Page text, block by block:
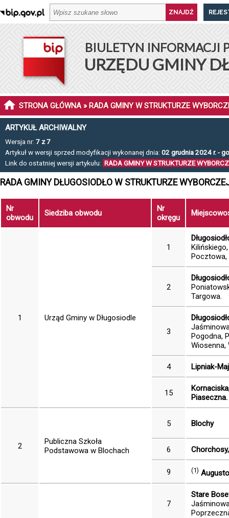
BIULETYN INFORMACJI
URZĘDU GMINY
STRONA GŁÓWNA» RADA GMINY W STRUKTURZE
ARTYKUŁ ARCHIWALNY
Wersja nr: 7 z 7
Artykuł w wersji sprzed modyfikacji wykonanej dnia: 02 grudnia 2024 r. -
Link do ostatniej wersji artykułu: RADA GMINY W STRUKTURZE
RADA GMINY DŁUGOSIODŁO W STRUKTURZE
Nr
obwodu
Siedziba obwodu
Nr
okręgu
1 Urząd Gminy w Długosiodle
1
Pocztowa,
2
Targowa.
3
Pogodna,
Wiosenna,
4 Lipniak-
15
Piaseczna.
2
Publiczna Szkoła
Podstawowa w Blochach
5 Blochy
6
9 (1)
7
Stare